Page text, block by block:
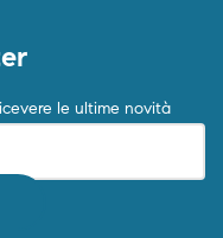
le ultime novità